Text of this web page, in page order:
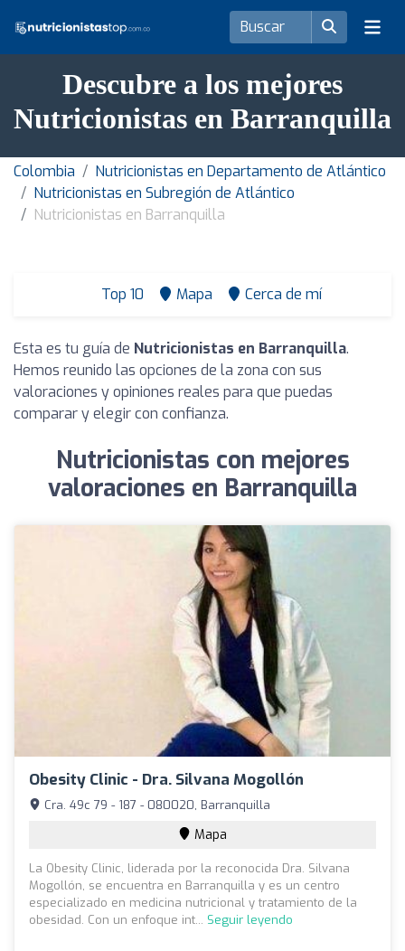
Descubre a los mejores
Nutricionistas en Barranquilla
Colombia
Nutricionistas en Departamento de Atlántico
Nutricionistas en Subregión de Atlántico
Nutricionistas en Barranquilla
Top 10 Mapa Cerca de mí
Esta es tu guía de Nutricionistas en Barranquilla.
Hemos reunido las opciones de la zona con sus
valoraciones y opiniones reales para que puedas
comparar y elegir con confianza.
Nutricionistas con mejores
valoraciones en Barranquilla
Obesity Clinic - Dra. Silvana Mogollón
Cra. 49c 79 - 187 - 080020, Barranquilla
Mapa
La Obesity Clinic, liderada por la reconocida Dra. Silvana
Mogollón, se encuentra en Barranquilla y es un centro
especializado en medicina nutricional y tratamiento de la
obesidad. Con un enfoque int... Seguir leyendo